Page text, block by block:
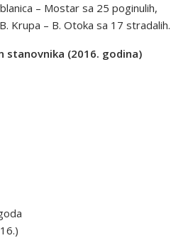
– Mostar sa 25 poginulih,
Krupa – B. Otoka sa 17 stradalih.
stanovnika (2016. godina)